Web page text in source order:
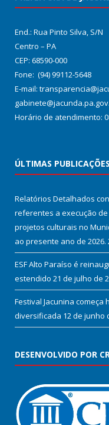
End.: Rua Pinto Silva, S/N
Centro – PA
CEP: 68590-000
Fone: (94) 99112-5648
E-mail:
Horário de atendimento:
ÚLTIMAS PUBLICAÇÕES
Relatórios Detalhados
referentes a execução
projetos culturais no
ao presente ano de 2026.
ESF Alto Paraíso é
estendido 21 de julho de
Festival Jacunina começa
diversificada 12 de junho
DESENVOLVIDO POR